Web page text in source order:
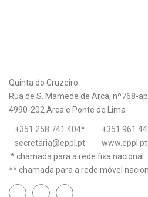
Quinta do Cruzeiro
Rua de S. Mamede de Arca, nº768-ap
4990-202 Arca e Ponte de Lima
+351 258 741 404* +351 961
secretaria@eppl.pt
www.eppl.pt
* chamada para a rede fixa nacional
** chamada para a rede móvel